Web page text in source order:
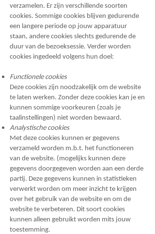
verzamelen. Er zijn verschillende soorten
cookies. Sommige cookies blijven gedurende
een langere periode op jouw apparatuur
staan, andere cookies slechts gedurende de
duur van de bezoeksessie. Verder worden
cookies ingedeeld volgens hun doel:
Functionele cookies
Deze cookies zijn noodzakelijk om de website
te laten werken. Zonder deze cookies kan je en
kunnen sommige voorkeuren (zoals je
taalinstellingen) niet worden bewaard.
Analystische cookies
Met deze cookies kunnen er gegevens
verzameld worden m.b.t. het functioneren
van de website. (mogelijks kunnen deze
gegevens doorgegeven worden aan een derde
partij. Deze gegevens kunnen in statistieken
verwerkt worden om meer inzicht te krijgen
over het gebruik van de website en om de
website te verbeteren. Dit soort cookies
kunnen alleen gebruikt worden mits jouw
toestemming.